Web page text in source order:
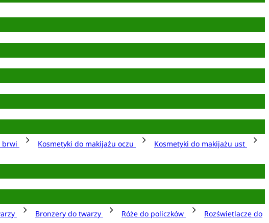
brwi Kosmetyki do makijażu oczu
Kosmetyki do makijażu ust
Bronzery do twarzy Róże do policzków
Rozświetlacze do